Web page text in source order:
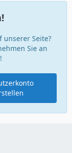
unserer Seite?
Sie an